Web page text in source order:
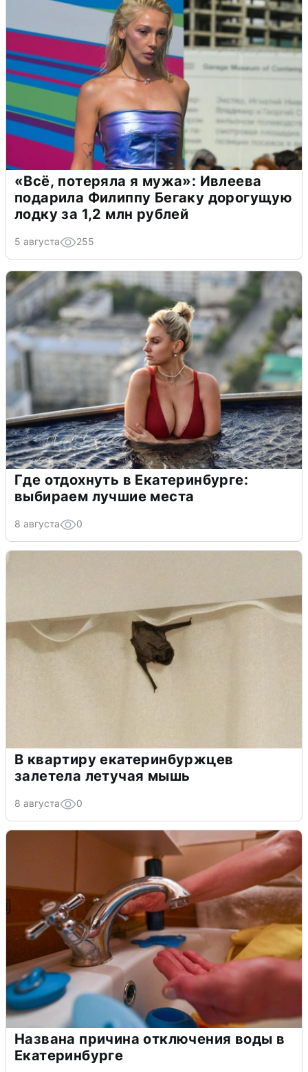
«Всё, потеряла я мужа»: Ивлеева
подарила Филиппу Бегаку дорогущую
лодку за 1,2 млн рублей
5 августа 255
Где отдохнуть в Екатеринбурге:
выбираем лучшие места
8 августа 0
В квартиру екатеринбуржцев
залетела летучая мышь
8 августа 0
Названа причина отключения воды в
Екатеринбурге